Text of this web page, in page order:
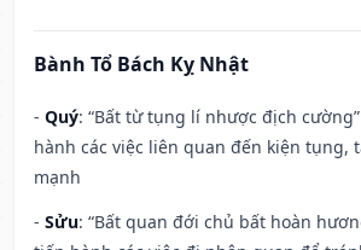
Bành Tổ Bách Kỵ Nhật
- Quý: “Bất từ tụng lí nhược địch
hành các việc liên quan đến kiện tụng,
mạnh
- Sửu: “Bất quan đới chủ bất hoàn